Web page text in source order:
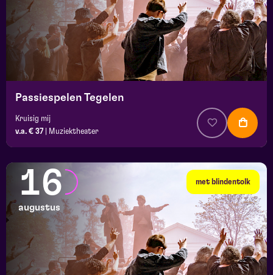
Passiespelen Tegelen
Kruisig mij
v.a. € 37
Muziektheater
met blindentolk
16
augustus